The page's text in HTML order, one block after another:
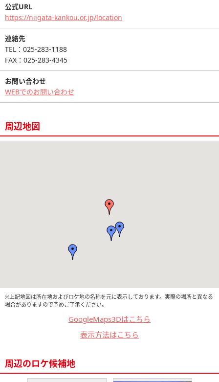
公式URL
https://niigata-kankou.or.jp/location
連絡先
TEL：025-283-1188
FAX：025-283-4345
お問い合わせ
WEBでのお問い合わせ
周辺地図
※上記地図は所在地およびロケ地の名称を元に表示しております。実際の場所と異なる
場合がありますので予めご了承ください。
GoogleMaps3Dはこちら
表示方法はこちら
周辺のロケ候補地